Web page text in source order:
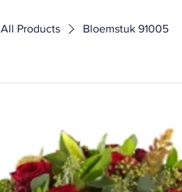
All Products Bloemstuk 91005